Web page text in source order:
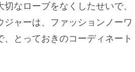
なローブをなくしたせいで、
ャーは、ファッションノーワ
とっておきのコーディネート